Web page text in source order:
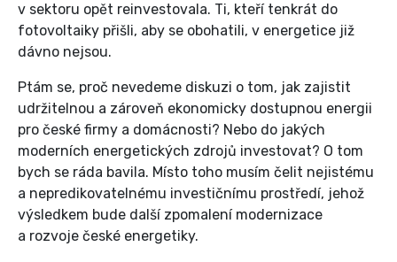
v sektoru opět reinvestovala. Ti, kteří tenkrát do
fotovoltaiky přišli, aby se obohatili, v energetice již
dávno nejsou.
Ptám se, proč nevedeme diskuzi o tom, jak zajistit
udržitelnou a zároveň ekonomicky dostupnou energii
pro české firmy a domácnosti? Nebo do jakých
moderních energetických zdrojů investovat? O tom
bych se ráda bavila. Místo toho musím čelit nejistému
a nepredikovatelnému investičnímu prostředí, jehož
výsledkem bude další zpomalení modernizace
a rozvoje české energetiky.